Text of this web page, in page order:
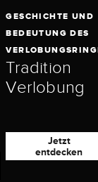
GESCHICHTE UND
BEDEUTUNG DES
Tradition
Verlobung
Jetzt
entdecken